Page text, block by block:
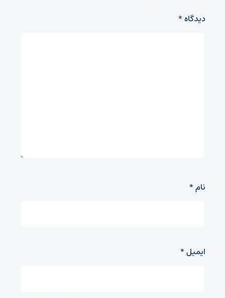
دیدگاه*
نام*
ایمیل*